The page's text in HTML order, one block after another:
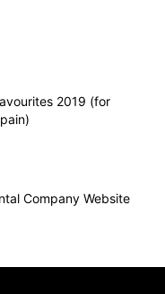
2019 (for
Company Website